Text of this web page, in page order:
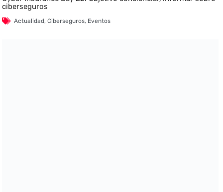
ciberseguros
Actualidad,Ciberseguros, Eventos